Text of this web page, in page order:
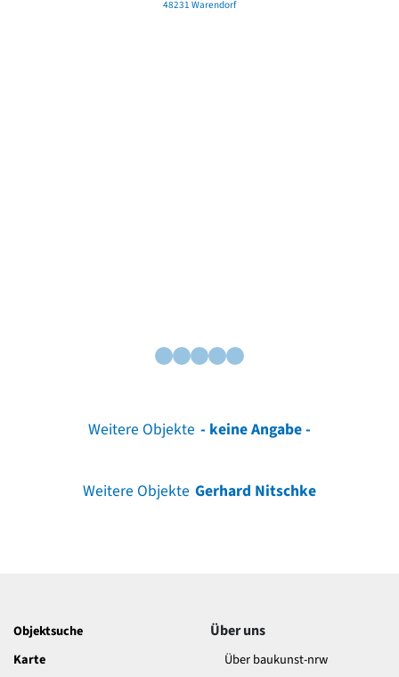
48231 Warendorf
Weitere Objekte - keine Angabe -
Weitere Objekte Gerhard Nitschke
Objektsuche
Karte
Über uns
Über baukunst-nrw